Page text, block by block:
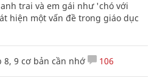
trai và em gái như 'chó với
hiện một vấn đề trong giáo dục
8, 9 cơ bản cần nhớ 106